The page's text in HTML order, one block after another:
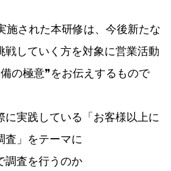
施された本研修は、今後新たな
戦していく方を対象に営業活動
の極意❞をお伝えするもので
に実践している「お客様以上に
査」をテーマに
調査を行うのか